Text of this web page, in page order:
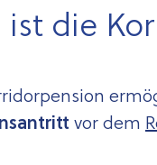
ist die
vor dem